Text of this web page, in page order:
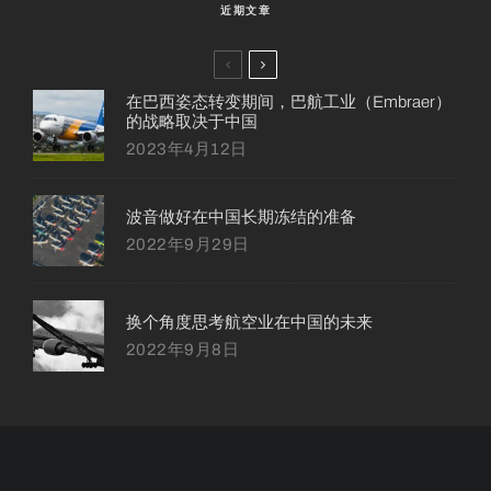
近期文章
在巴西姿态转变期间，巴航工业（Embraer）
的战略取决于中国
2023年4月12日
波音做好在中国长期冻结的准备
2022年9月29日
换个角度思考航空业在中国的未来
2022年9月8日